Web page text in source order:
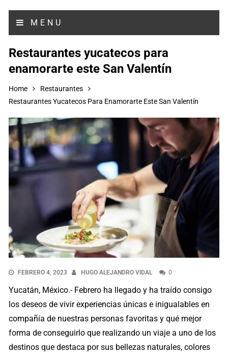
MENU
Restaurantes yucatecos para
enamorarte este San Valentín
Home
Restaurantes
Restaurantes Yucatecos Para Enamorarte Este San Valentín
FEBRERO 4, 2023 HUGO ALEJANDRO VIDAL 0
Yucatán, México.- Febrero ha llegado y ha traído consigo
los deseos de vivir experiencias únicas e inigualables en
compañía de nuestras personas favoritas y qué mejor
forma de conseguirlo que realizando un viaje a uno de los
destinos que destaca por sus bellezas naturales, colores